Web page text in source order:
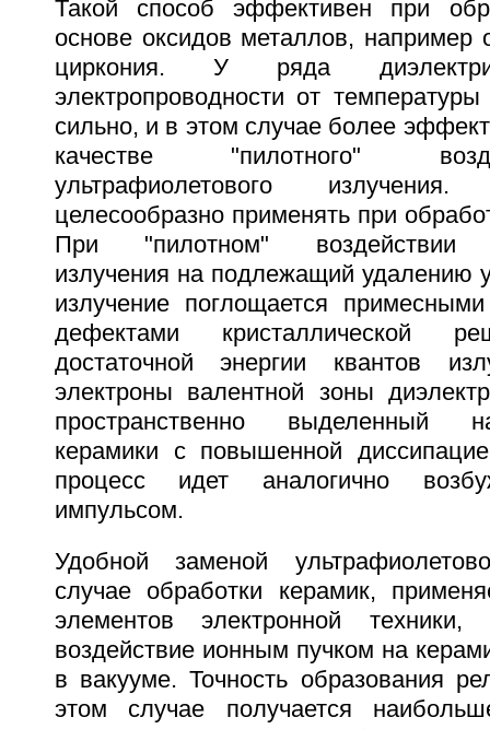
Такой способ эффективен при
основе оксидов металлов,
циркония. У ряда
электропроводности от
сильно, и в этом случае более
качестве "пилотного"
ультрафиолетового
целесообразно применять при
При "пилотном" воздействии
излучения на подлежащий удалению
излучение поглощается
дефектами кристаллической
достаточной энергии квантов
электроны валентной зоны
пространственно выделенный
керамики с повышенной
процесс идет аналогично
импульсом.
Удобной заменой
случае обработки керамик,
элементов электронной техники,
воздействие ионным пучком на
в вакууме. Точность образования
этом случае получается